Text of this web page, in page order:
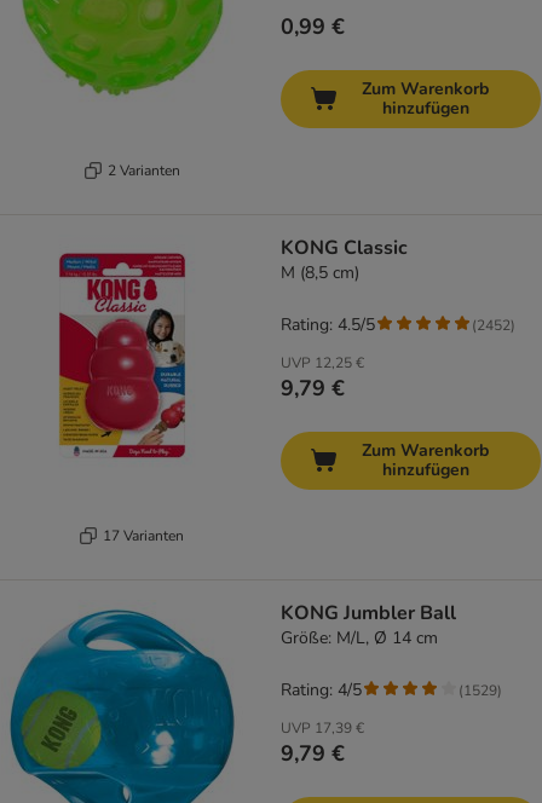
2 Varianten
0,99 €
Zum Warenkorb
hinzufügen
17 Varianten
KONG Classic
M (8,5 cm)
UVP 12,25 €
9,79 €
Rating: 4.5/5 (2452)
Zum Warenkorb
hinzufügen
KONG Jumbler Ball
Größe: M/L, Ø 14 cm
UVP 17,39 €
9,79 €
Rating: 4/5 (1529)